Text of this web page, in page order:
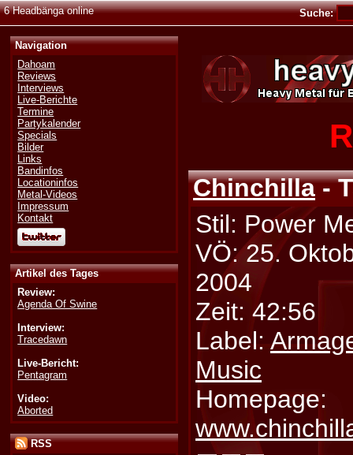
6 Headbänga online Suche:
Navigation
Dahoam
Reviews
Interviews
Live-Berichte
Termine
Partykalender
Specials
Bilder
Links
Bandinfos
Locationinfos
Metal-Videos
Impressum
Kontakt
Artikel des Tages
Review:
Agenda Of Swine
Interview:
Tracedawn
Live-Bericht:
Pentagram
Video:
Aborted
RSS
Chinchilla-
Stil: Power
VÖ: 25.
2004
Zeit: 42:56
Label:
Music
Homepage: